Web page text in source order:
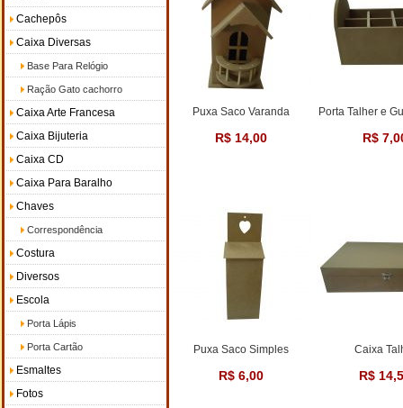
Cachepôs
Caixa Diversas
Base Para Relógio
Ração Gato cachorro
Caixa Arte Francesa
Caixa Bijuteria
Caixa CD
Caixa Para Baralho
Chaves
Correspondência
Costura
Diversos
Escola
Porta Lápis
Porta Cartão
Esmaltes
Fotos
Puxa Saco Varanda
R$ 14,00
Porta Talher e
R$
Puxa Saco Simples
R$ 6,00
Caixa
R$